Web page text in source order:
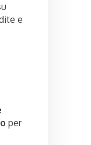
e
per